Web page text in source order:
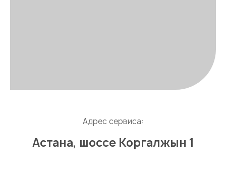
Адрес сервиса:
Астана, шоссе Коргалжын 1